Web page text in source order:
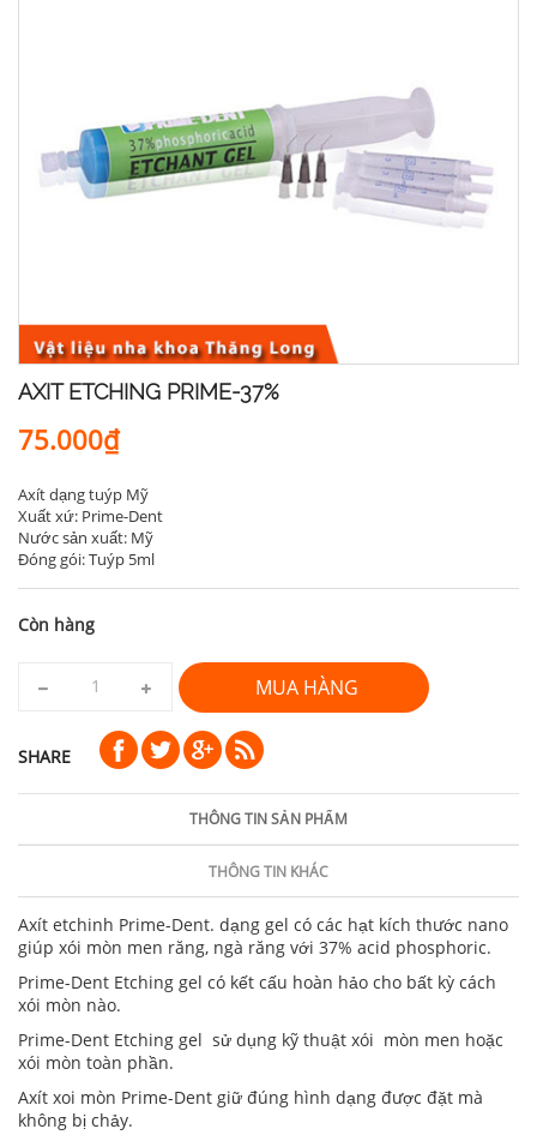
AXIT ETCHING PRIME-37%
75.000₫
Axít dạng tuýp Mỹ
Xuất xứ: Prime-Dent
Nước sản xuất: Mỹ
Đóng gói: Tuýp 5ml
Còn hàng
MUA HÀNG
SHARE
THÔNG TIN SẢN PHẨM
THÔNG TIN KHÁC
Axít etchinh Prime-Dent. dạng gel có các hạt kích thước nano
giúp xói mòn men răng, ngà răng với 37% acid phosphoric.
Prime-Dent Etching gel có kết cấu hoàn hảo cho bất kỳ cách
xói mòn nào.
Prime-Dent Etching gel sử dụng kỹ thuật xói mòn men hoặc
xói mòn toàn phần.
Axít xoi mòn Prime-Dent giữ đúng hình dạng được đặt mà
không bị chảy.